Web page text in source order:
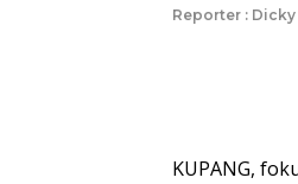
Reporter :
KUPANG,